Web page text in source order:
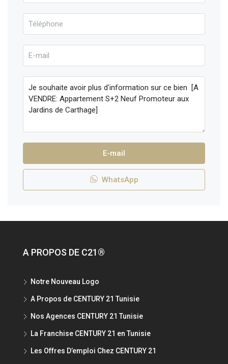
E-mail
WhatsApp
A PROPOS DE C21®
Notre Nouveau Logo
A Propos de CENTURY 21 Tunisie
Nos Agences CENTURY 21 Tunisie
La Franchise CENTURY 21 en Tunisie
Les Offres D’emploi Chez CENTURY 21